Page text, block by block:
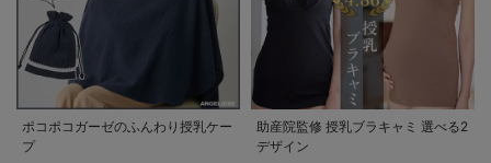
ポコポコガーゼのふんわり授乳ケー
プ
助産院監修 授乳ブラキャミ 選べる2
デザイン